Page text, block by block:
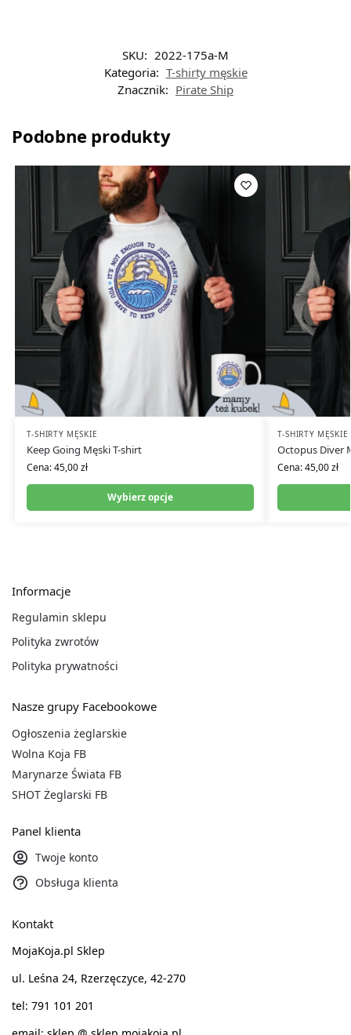
SKU: 2022-175a-M
Kategoria: T-shirty męskie
Znacznik: Pirate Ship
Podobne produkty
T-SHIRTY MĘSKIE
Keep Going Męski T-shirt
Cena:45,00zł
Wybierz opcje
T-SHIRTY MĘSKIE
Octopus Diver
Cena:45,00zł
Informacje
Regulamin sklepu
Polityka zwrotów
Polityka prywatności
Nasze grupy Facebookowe
Ogłoszenia żeglarskie
Wolna Koja FB
Marynarze Świata FB
SHOT Żeglarski FB
Panel klienta
Twoje konto
Obsługa klienta
Kontakt
MojaKoja.pl Sklep
ul. Leśna 24, Rzerzęczyce, 42-270
tel: 791 101 201